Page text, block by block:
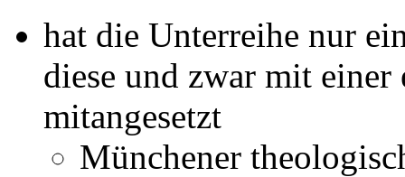
hat die Unterreihe nur
diese und zwar mit
mitangesetzt
Münchener